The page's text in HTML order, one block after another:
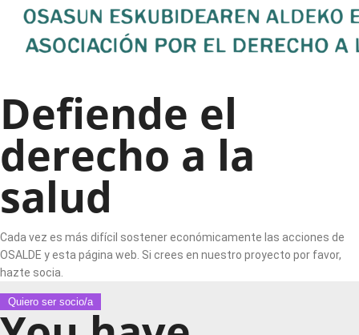
Defiende el
derecho a la
salud
Cada vez es más difícil sostener económicamente las acciones de
OSALDE y esta página web. Si crees en nuestro proyecto por favor,
hazte socia.
Quiero ser socio/a